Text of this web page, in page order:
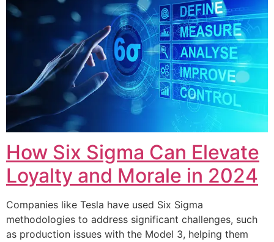
How Six Sigma Can Elevate
Loyalty and Morale in 2024
Companies like Tesla have used Six Sigma
methodologies to address significant challenges, such
as production issues with the Model 3, helping them